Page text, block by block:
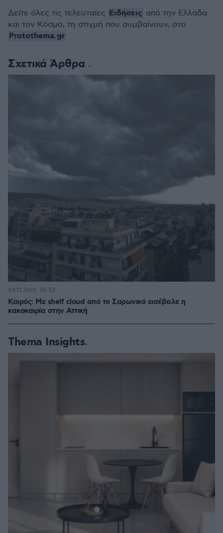
Σχετικά Άρθρα
Καιρός: Με shelf cloud από το Σαρωνικό εισέβαλε η
κακοκαιρία στην Αττική
04.11.2019, 20:52
Thema Insights
Δείτε όλες τις τελευταίες Ειδήσεις από την Ελλάδα
και τον Κόσμο, τη στιγμή που συμβαίνουν, στο
Protothema.gr